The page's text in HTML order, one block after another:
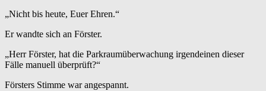
„Nicht bis heute, Euer Ehren.“
Er wandte sich an Förster.
„Herr Förster, hat die Parkraumüberwachung irgendeinen dieser
Fälle manuell überprüft?“
Försters Stimme war angespannt.